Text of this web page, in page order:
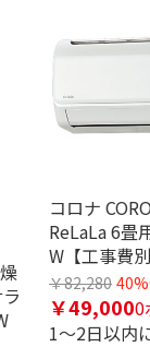
コロナ
ReLaLa 6畳
W【工事費別
￥82,280
￥49,0000
1～2日以内